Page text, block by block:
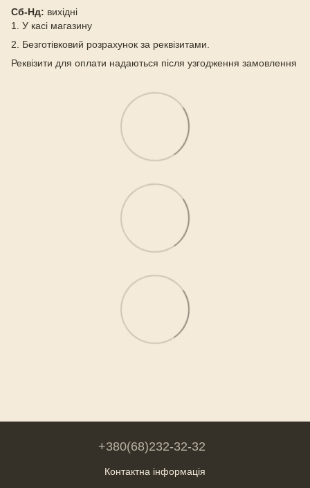
Сб-Нд: вихідні
1. У касі магазину
2. Безготівковий розрахунок за реквізитами.
Реквізити для оплати надаються після узгодження замовлення
+380(68)232-32-32
Контактна інформація